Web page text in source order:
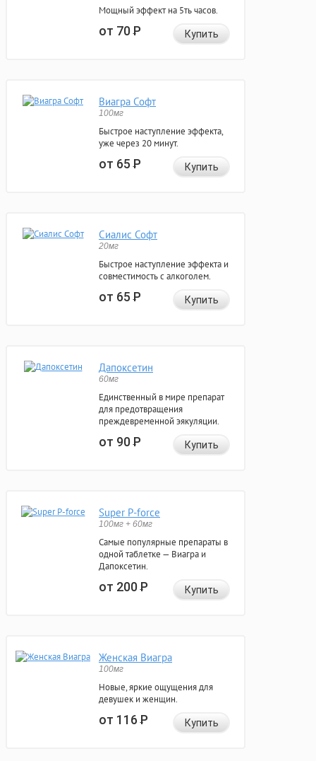
Мощный эффект на 5ть часов.
от 70Р Купить
Виагра Софт
100мг
Быстрое наступление эффекта,
уже через 20 минут.
от 65Р Купить
Сиалис Софт
20мг
Быстрое наступление эффекта и
совместимость с алкоголем.
от 65Р Купить
Дапоксетин
60мг
Единственный в мире препарат
для предотвращения
преждевременной эякуляции.
от 90Р Купить
Super P-force
100мг + 60мг
Самые популярные препараты в
одной таблетке — Виагра и
Дапоксетин.
от 200Р Купить
Женская Виагра
100мг
Новые, яркие ощущения для
девушек и женщин.
от 116Р Купить